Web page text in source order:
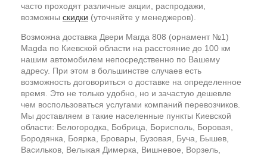
часто проходят различные акции, распродажи,
возможны скидки (уточняйте у менеджеров).
Возможна доставка Двери Магда 808 (орнамент №1)
Magda по Киевской области на расстояние до 100 км
нашим автомобилем непосредственно по Вашему
адресу. При этом в большинстве случаев есть
возможность договориться о доставке на определенное
время. Это не только удобно, но и зачастую дешевле
чем воспользоваться услугами компаний перевозчиков.
Мы доставляем в такие населенные пункты Киевской
области: Белогородка, Бобрица, Борисполь, Боровая,
Бородянка, Боярка, Бровары, Бузовая, Буча, Бышев,
Васильков, Велыкая Димерка, Вишневое, Ворзель,